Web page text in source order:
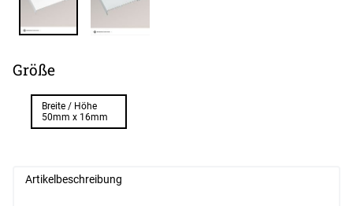
Größe
Breite / Höhe
50mm x 16mm
Artikelbeschreibung